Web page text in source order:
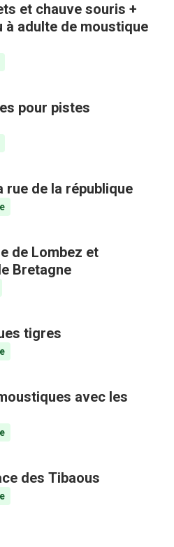
et chauve souris +
à adulte de moustique
pour pistes
rue de la république
de Lombez et
Bretagne
tigres
avec les
des Tibaous